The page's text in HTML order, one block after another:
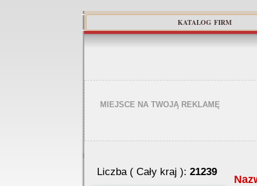
KATALOG FIRM
MIEJSCE NA TWOJĄ REKLAMĘ
Liczba ( Cały kraj ): 21239